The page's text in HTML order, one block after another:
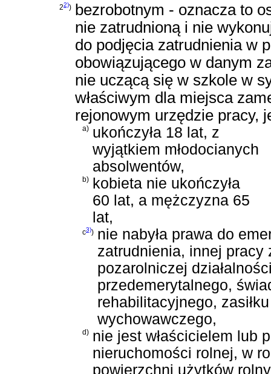
22)) bezrobotnym - oznacza to
nie zatrudnioną i nie
do podjęcia zatrudnienia w
obowiązującego w danym
nie uczącą się w szkole w
właściwym dla miejsca
rejonowym urzędzie pracy,
a) ukończyła 18 lat, z
wyjątkiem młodocianych
absolwentów,
b) kobieta nie ukończyła
60 lat, a mężczyzna 65
lat,
c3)) nie nabyła prawa do
zatrudnienia, innej pracy
pozarolniczej
przedemerytalnego,
rehabilitacyjnego,
wychowawczego,
d) nie jest właścicielem lub
nieruchomości rolnej, w
powierzchni użytków